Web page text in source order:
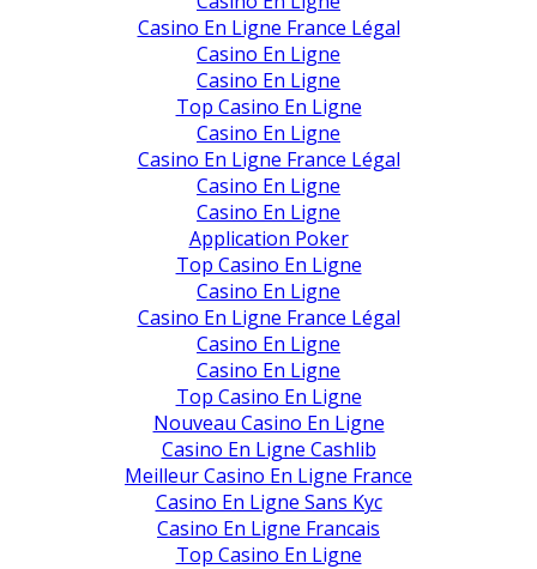
Casino En Ligne France Légal
Casino En Ligne
Casino En Ligne
Top Casino En Ligne
Casino En Ligne
Casino En Ligne France Légal
Casino En Ligne
Casino En Ligne
Application Poker
Top Casino En Ligne
Casino En Ligne
Casino En Ligne France Légal
Casino En Ligne
Casino En Ligne
Top Casino En Ligne
Nouveau Casino En Ligne
Casino En Ligne Cashlib
Meilleur Casino En Ligne France
Casino En Ligne Sans Kyc
Casino En Ligne Francais
Top Casino En Ligne